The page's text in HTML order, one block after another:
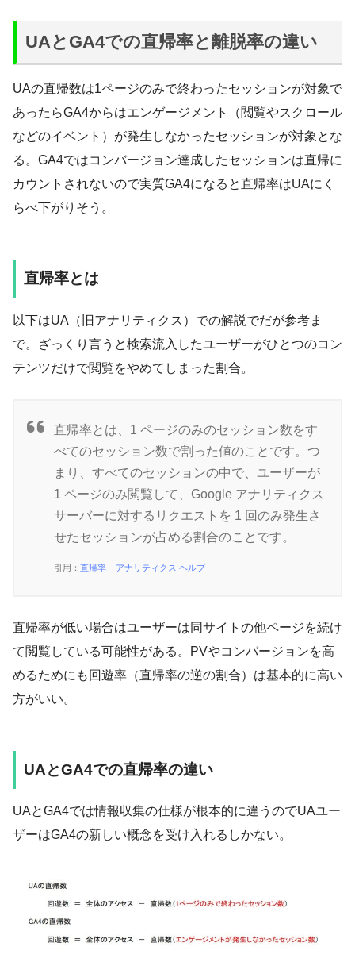
UAとGA4での直帰率と離脱率の違い
UAの直帰数は1ページのみで終わったセッションが対象で
あったらGA4からはエンゲージメント（閲覧やスクロール
などのイベント）が発生しなかったセッションが対象とな
る。GA4ではコンバージョン達成したセッションは直帰に
カウントされないので実質GA4になると直帰率はUAにく
らべ下がりそう。
直帰率とは
以下はUA（旧アナリティクス）での解説でだが参考ま
で。ざっくり言うと検索流入したユーザーがひとつのコン
テンツだけで閲覧をやめてしまった割合。
直帰率とは、1 ページのみのセッション数をす
べてのセッション数で割った値のことです。つ
まり、すべてのセッションの中で、ユーザーが
1 ページのみ閲覧して、Google アナリティクス
サーバーに対するリクエストを 1 回のみ発生さ
せたセッションが占める割合のことです。
引用： 直帰率 – アナリティクス ヘルプ
直帰率が低い場合はユーザーは同サイトの他ページを続け
て閲覧している可能性がある。PVやコンバージョンを高
めるためにも回遊率（直帰率の逆の割合）は基本的に高い
方がいい。
UAとGA4での直帰率の違い
UAとGA4では情報収集の仕様が根本的に違うのでUAユー
ザーはGA4の新しい概念を受け入れるしかない。